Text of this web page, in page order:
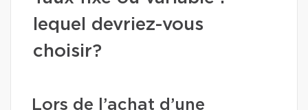
lequel devriez-vous
choisir?
Lors de l’achat d’une